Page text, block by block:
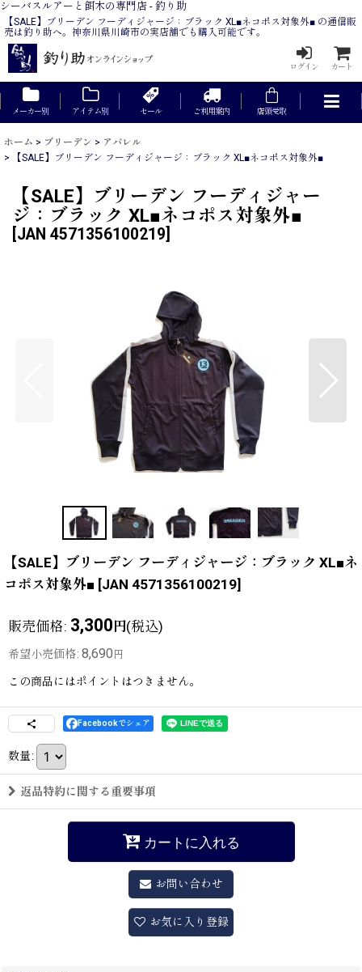
シーバスルアーと餌木の専門店 - 釣り助
【SALE】ブリーデン フーディジャージ：ブラック XL■ネコポス対象外■ の通信販
売は釣り助へ。神奈川県川崎市の実店舗でも購入可能です。
ログイン カート
メーカー別 アイテム別 セール ご利用案内 店頭受取
ホーム > ブリーデン > アパレル
>
【SALE】ブリーデン フーディジャージ：ブラック XL■ネコポス対象外■
【SALE】ブリーデン フーディジャー
ジ：ブラック XL■ネコポス対象外■
JAN 4571356100219
【SALE】ブリーデン フーディジャージ：ブラック XL■ネ
コポス対象外■ [JAN 4571356100219]
販売価格: 3,300円(税込)
希望小売価格: 8,690 円
この商品にはポイントはつきません。
Facebookでシェア
数量:
返品特約に関する重要事項
カートに入れる
お問い合わせ
お気に入り登録